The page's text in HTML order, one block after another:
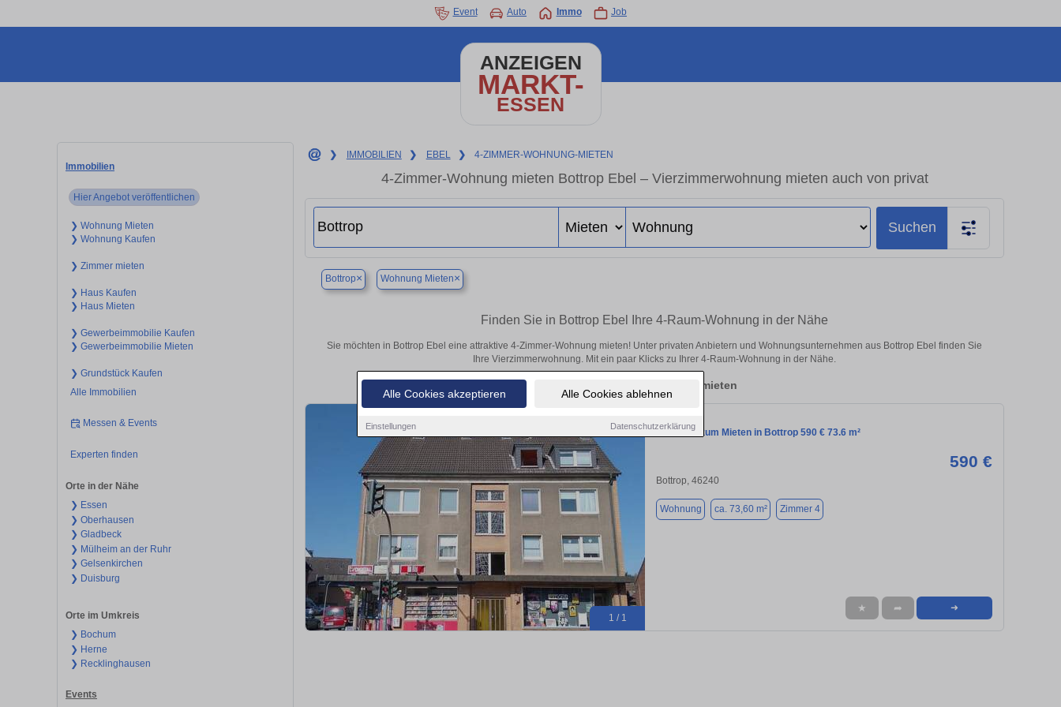
Alle Cookies akzeptieren Alle Cookies ablehnen
Einstellungen Datenschutzerklärung
Event Auto Immo Job
ANZEIGEN
MARKT-
ESSEN
Immobilien
Hier Angebot veröffentlichen
❯ Wohnung Mieten
❯ Wohnung Kaufen
❯ Zimmer mieten
❯ Haus Kaufen
❯ Haus Mieten
❯ Gewerbeimmobilie Kaufen
❯ Gewerbeimmobilie Mieten
❯ Grundstück Kaufen
Alle Immobilien
Messen & Events
Experten finden
Orte in der Nähe
❯ Essen
❯ Oberhausen
❯ Gladbeck
❯ Mülheim an der Ruhr
❯ Gelsenkirchen
❯ Duisburg
Orte im Umkreis
❯ Bochum
❯ Herne
❯ Recklinghausen
Events
❯ IMMOBILIEN ❯ EBEL ❯ 4-ZIMMER-WOHNUNG-MIETEN
4-Zimmer-Wohnung mieten Bottrop Ebel – Vierzimmerwohnung mieten auch von privat
Suchen
Bottrop× Wohnung Mieten×
Finden Sie in Bottrop Ebel Ihre 4-Raum-Wohnung in der Nähe
Sie möchten in Bottrop Ebel eine attraktive 4-Zimmer-Wohnung mieten! Unter privaten Anbietern und Wohnungsunternehmen aus Bottrop Ebel finden Sie
Ihre Vierzimmerwohnung. Mit ein paar Klicks zu Ihrer 4-Raum-Wohnung in der Nähe.
Aktuelle Wohnung zum mieten
1 / 1
Wohnung zum Mieten in Bottrop 590 € 73.6 m²
590 €
Bottrop, 46240
Wohnung ca. 73,60 m² Zimmer 4
★ ➦ ➜